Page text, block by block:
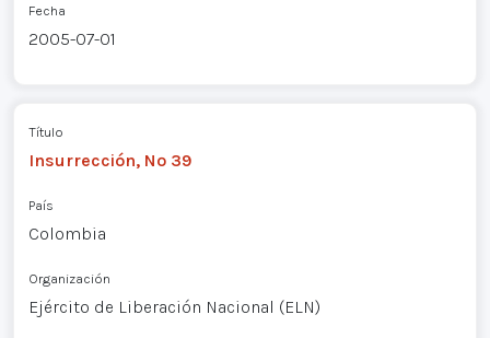
Fecha
2005-07-01
Título
Insurrección, Nº 39
País
Colombia
Organización
Ejército de Liberación Nacional (ELN)